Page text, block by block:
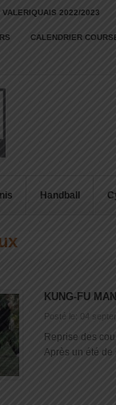
VALERIQUAIS 2022/2023
CALENDRIER
Handball
KUNG-FU
Posté le: 04
Reprise des
Après un été de